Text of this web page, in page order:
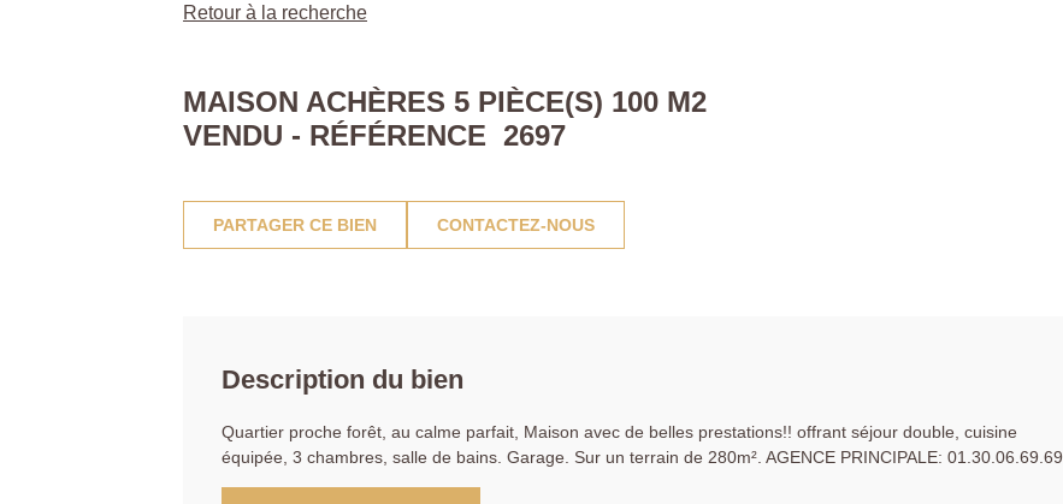
Retour à la recherche
MAISON ACHÈRES 5 PIÈCE(S) 100 M2
VENDU - RÉFÉRENCE 2697
PARTAGER CE BIEN CONTACTEZ-NOUS
Description du bien
Quartier proche forêt, au calme parfait, Maison avec de belles prestations!! offrant séjour double, cuisine
équipée, 3 chambres, salle de bains. Garage. Sur un terrain de 280m². AGENCE PRINCIPALE: 01.30.06.69.69